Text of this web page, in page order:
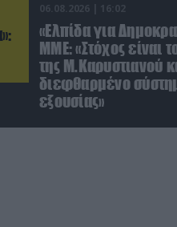
06.08.2026 | 16:02
«Ελπίδα για
ΜΜΕ: «Στόχος είναι
της Μ.Καρυστιανού
διεφθαρμένο
εξουσίας»